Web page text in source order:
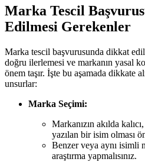
Marka Tescil
Edilmesi Gerekenler
Marka tescil başvurusunda dikkat
doğru ilerlemesi ve markanın yasal
önem taşır. İşte bu aşamada dikkate
unsurlar:
Marka Seçimi:
Markanızın akılda
yazılan bir isim olması
Benzer veya aynı isimli
araştırma yapmalısınız.